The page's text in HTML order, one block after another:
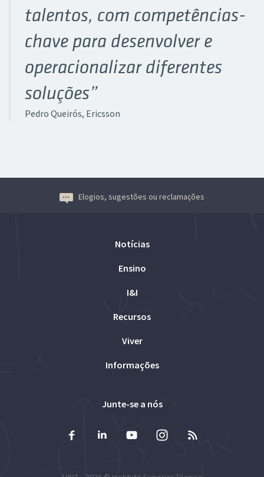
talentos, com competências-
chave para desenvolver e
operacionalizar diferentes
soluções”
Pedro Queirós, Ericsson
Elogios, sugestões ou reclamações
Notícias
Ensino
I&I
Recursos
Viver
Informações
Junte-se a nós